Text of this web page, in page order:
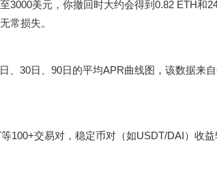
3000美元，你撤回时大约会得到0.82 ETH和
常损失。
、30日、90日的平均APR曲线图，该数据来自
100+交易对，稳定币对（如USDT/DAI）收